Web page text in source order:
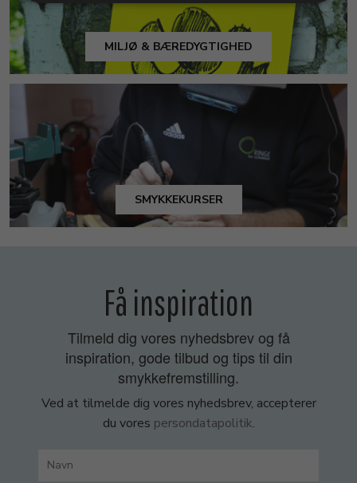
MILJØ & BÆREDYGTIGHED
SMYKKEKURSER
Få inspiration
Tilmeld dig vores nyhedsbrev og få
inspiration, gode tilbud og tips til din
smykkefremstilling.
Ved at tilmelde dig vores nyhedsbrev, accepterer
du vores persondatapolitik.